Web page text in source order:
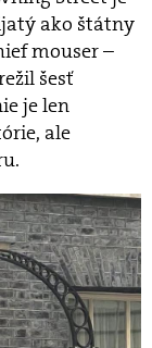
ako štátny
mouser –
šesť
je len
ale